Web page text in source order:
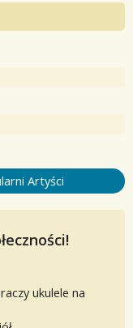
Artyści
ukulele na